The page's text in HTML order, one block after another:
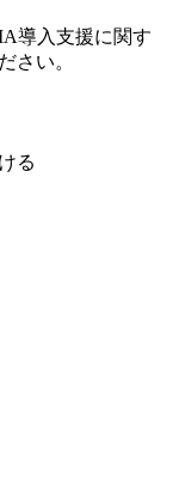
導入支援に関す
さい。
る